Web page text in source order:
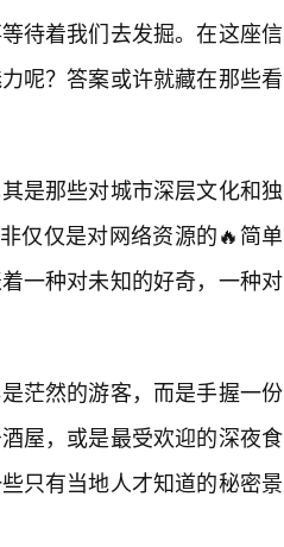
待着我们去发掘。在这座信
呢？答案或许就藏在那些看
是那些对城市深层文化和独
仅仅是对网络资源的🔥简单
一种对未知的好奇，一种对
茫然的游客，而是手握一份
屋，或是最受欢迎的深夜食
只有当地人才知道的秘密景